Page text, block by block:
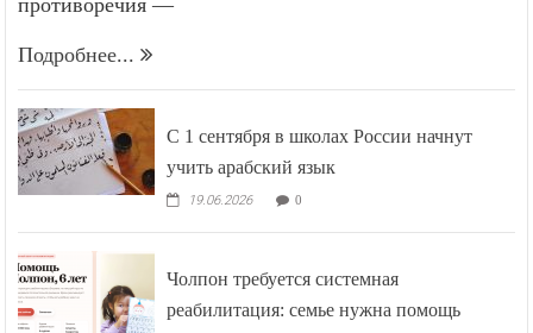
Подробнее...
С 1 сентября в школах России начнут
учить арабский язык
19.06.2026 0
Чолпон требуется системная
реабилитация: семье нужна помощь